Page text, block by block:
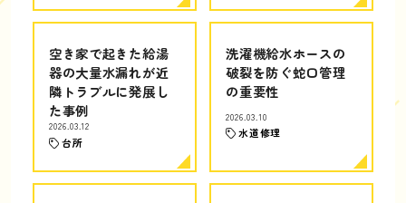
空き家で起きた給湯
器の大量水漏れが近
隣トラブルに発展し
た事例
2026.03.12
台所
洗濯機給水ホースの
破裂を防ぐ蛇口管理
の重要性
2026.03.10
水道修理